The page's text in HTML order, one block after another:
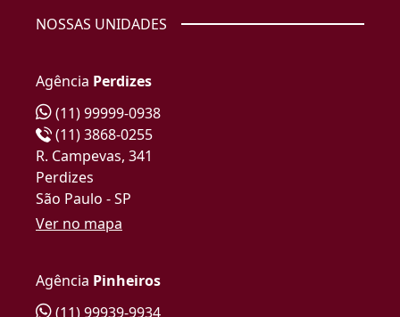
NOSSAS UNIDADES
Agência Perdizes
(11) 99999-0938
(11) 3868-0255
R. Campevas, 341
Perdizes
São Paulo - SP
Ver no mapa
Agência Pinheiros
(11) 99939-9934